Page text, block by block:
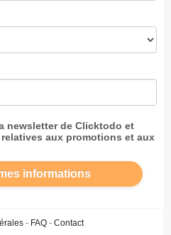
newsletter de Clicktodo et
aux promotions et aux
informations
- FAQ - Contact